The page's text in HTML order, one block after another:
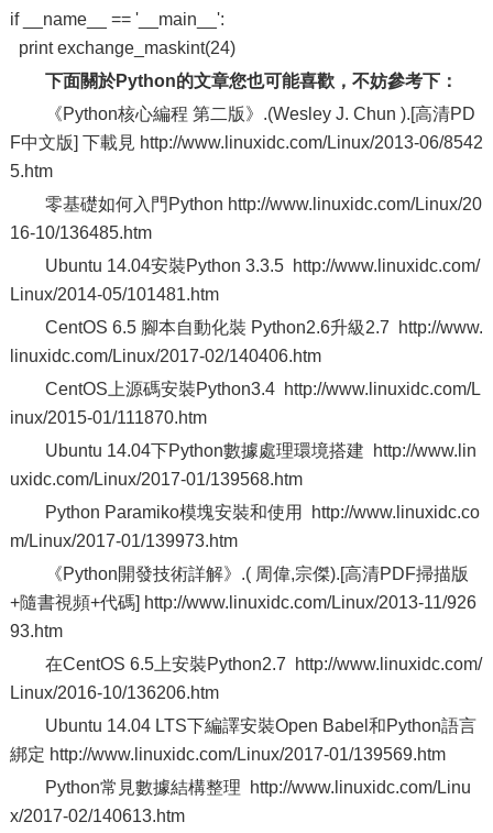
if __name__ == '__main__':
print exchange_maskint(24)
下面關於Python的文章您也可能喜歡，不妨參考下：
《Python核心編程 第二版》.(Wesley J. Chun ).[高清PD
F中文版] 下載見 http://www.linuxidc.com/Linux/2013-06/8542
5.htm
零基礎如何入門Python http://www.linuxidc.com/Linux/20
16-10/136485.htm
Ubuntu 14.04安裝Python 3.3.5 http://www.linuxidc.com/
Linux/2014-05/101481.htm
CentOS 6.5 腳本自動化裝 Python2.6升級2.7 http://www.
linuxidc.com/Linux/2017-02/140406.htm
CentOS上源碼安裝Python3.4 http://www.linuxidc.com/L
inux/2015-01/111870.htm
Ubuntu 14.04下Python數據處理環境搭建 http://www.lin
uxidc.com/Linux/2017-01/139568.htm
Python Paramiko模塊安裝和使用 http://www.linuxidc.co
m/Linux/2017-01/139973.htm
《Python開發技術詳解》.( 周偉,宗傑).[高清PDF掃描版
+隨書視頻+代碼] http://www.linuxidc.com/Linux/2013-11/926
93.htm
在CentOS 6.5上安裝Python2.7 http://www.linuxidc.com/
Linux/2016-10/136206.htm
Ubuntu 14.04 LTS下編譯安裝Open Babel和Python語言
綁定 http://www.linuxidc.com/Linux/2017-01/139569.htm
Python常見數據結構整理 http://www.linuxidc.com/Linu
x/2017-02/140613.htm